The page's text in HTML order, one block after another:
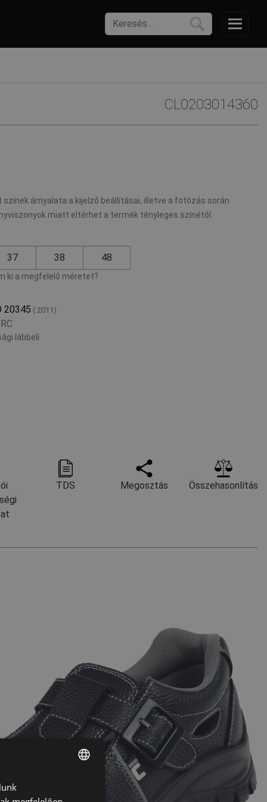
CL0203014360
árnyalata a kijelző beállításai, illetve a fotózás során
miatt eltérhet a termék tényleges színétől.
37 38 48
ki a megfelelő méretet?
20345 (:2011)
lábbeli
TDS Megosztás Összehasonlítás